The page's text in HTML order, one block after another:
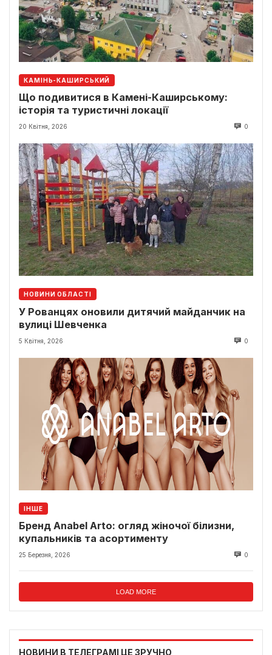
КАМІНЬ-КАШИРСЬКИЙ
Що подивитися в Камені-Каширському:
історія та туристичні локації
20 Квітня, 2026 0
НОВИНИ ОБЛАСТІ
У Рованцях оновили дитячий майданчик на
вулиці Шевченка
5 Квітня, 2026 0
ІНШЕ
Бренд Anabel Arto: огляд жіночої білизни,
купальників та асортименту
25 Березня, 2026 0
LOAD MORE
НОВИНИ В ТЕЛЕГРАМІ ЦЕ ЗРУЧНО